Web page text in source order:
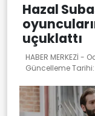
Hazal
uçuklattı
HABER MERKEZİ -
Güncelleme Tarihi: